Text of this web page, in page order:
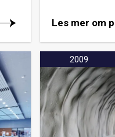
Les mer om
2009